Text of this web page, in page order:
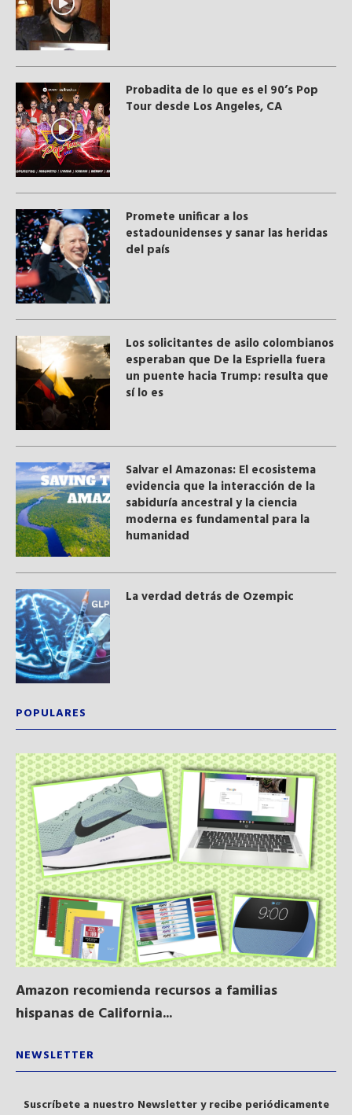
Probadita de lo que es el 90’s Pop
Tour desde Los Angeles, CA
Promete unificar a los
estadounidenses y sanar las heridas
del país
Los solicitantes de asilo colombianos
esperaban que De la Espriella fuera
un puente hacia Trump: resulta que
sí lo es
Salvar el Amazonas: El ecosistema
evidencia que la interacción de la
sabiduría ancestral y ​la ciencia
moderna​ es fundamental para la
humanidad
La verdad detrás de Ozempic
POPULARES
Amazon recomienda recursos a familias
hispanas de California...
NEWSLETTER
Suscríbete a nuestro Newsletter y recibe periódicamente